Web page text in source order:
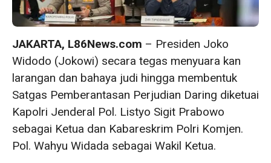
JAKARTA, L86News.com – Presiden Joko
Widodo (Jokowi) secara tegas menyuara kan
larangan dan bahaya judi hingga membentuk
Satgas Pemberantasan Perjudian Daring diketuai
Kapolri Jenderal Pol. Listyo Sigit Prabowo
sebagai Ketua dan Kabareskrim Polri Komjen.
Pol. Wahyu Widada sebagai Wakil Ketua.